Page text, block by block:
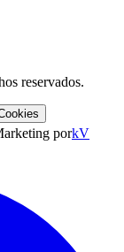
reservados.
porkV